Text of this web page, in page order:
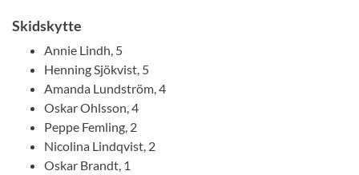
Skidskytte
Annie Lindh, 5
Henning Sjökvist, 5
Amanda Lundström, 4
Oskar Ohlsson, 4
Peppe Femling, 2
Nicolina Lindqvist, 2
Oskar Brandt, 1